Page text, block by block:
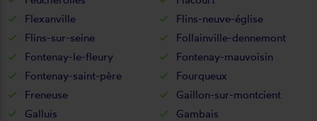
Flexanville
Flins-neuve-église
Flins-sur-seine
Follainville-dennemont
Fontenay-le-fleury
Fontenay-mauvoisin
Fontenay-saint-père
Fourqueux
Freneuse
Gaillon-sur-montcient
Galluis
Gambais